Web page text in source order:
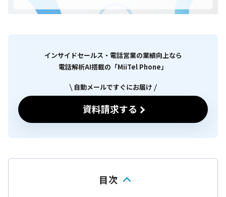
インサイドセールス・電話営業の業績向上なら
電話解析AI搭載の「MiiTel Phone」
自動メールですぐにお届け
資料請求する
目次